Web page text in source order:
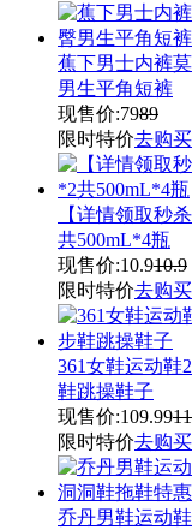
蕉下男士内裤
男生平角短裤
现售价:7989
限时特价去购买
【详情领取秒
共500mL*4瓶
现售价:10.910.9
限时特价去购买
361女鞋运动鞋
鞋跳操鞋子
现售价:109.99
限时特价去购买
乔丹男鞋运动